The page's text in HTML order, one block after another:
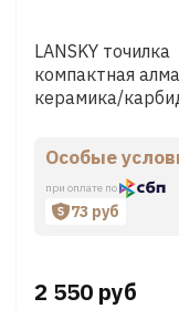
LANSKY точилка
компактная
керамика/
Особые
при оплате по
73 руб
2 550 руб